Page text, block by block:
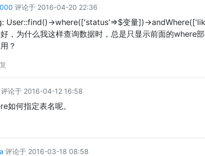
评论于 2016-04-20 22:36
User::find()->where(['status'=>$变量])-
，为什么我这样查询数据时，总是只显示前面的where
？
评论于 2016-04-12 16:58
如何指定表名呢。
评论于 2016-03-18 08:58